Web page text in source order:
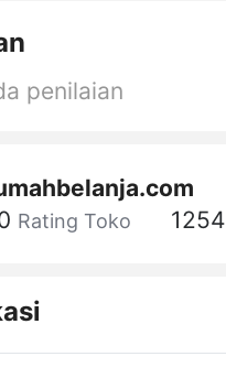
penilaian
Rating Toko 1254